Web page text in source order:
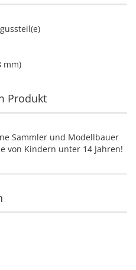
mm)
Produkt
Sammler und Modellbauer
von Kindern unter 14 Jahren!